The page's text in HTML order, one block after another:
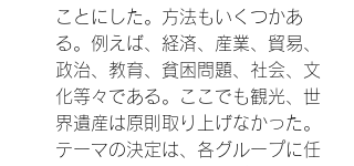
ことにした。方法もいくつかあ
る。例えば、経済、産業、貿易、
政治、教育、貧困問題、社会、文
化等々である。ここでも観光、世
界遺産は原則取り上げなかった。
テーマの決定は、各グループに任